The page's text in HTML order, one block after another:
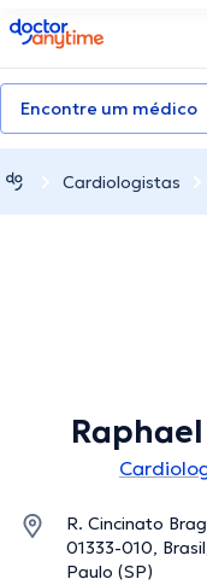
doctoranytime
Encontre um médico
Cardiologistas
R. Cincinato
01333-010,
Paulo (SP)